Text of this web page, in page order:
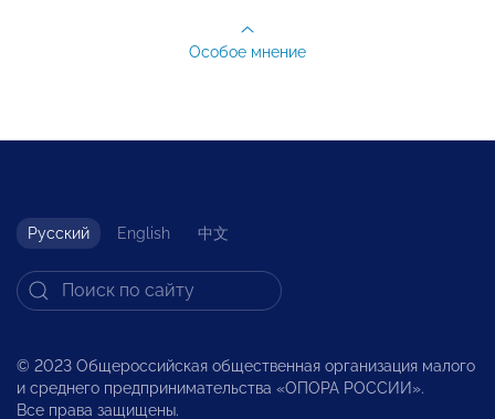
Особое мнение
Русский English 中文
© 2023 Общероссийская общественная организация малого
и среднего предпринимательства «ОПОРА РОССИИ».
Все права защищены.